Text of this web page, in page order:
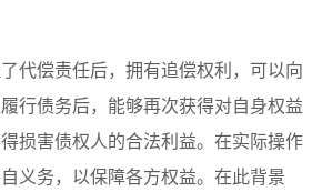
代偿责任后，拥有追偿权利，可以向
行债务后，能够再次获得对自身权益
损害债权人的合法利益。在实际操作
义务，以保障各方权益。在此背景